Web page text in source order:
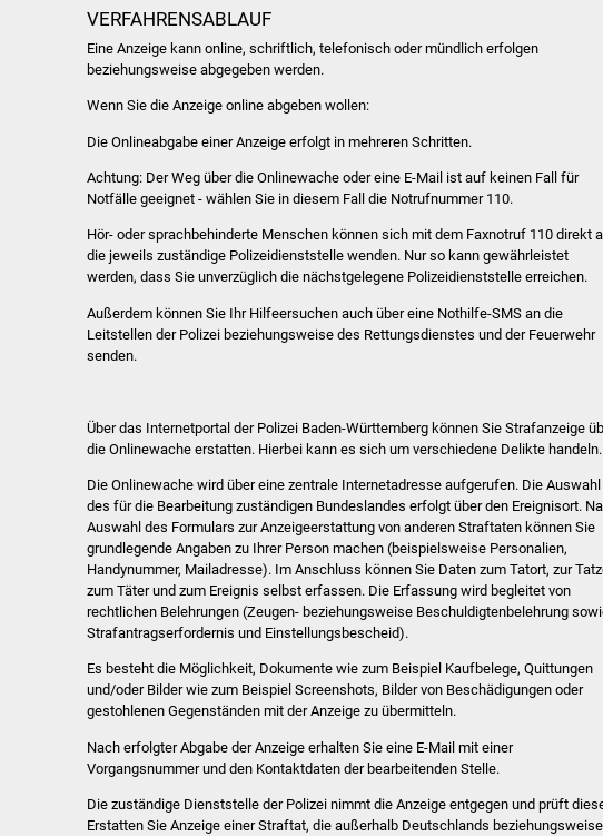
VERFAHRENSABLAUF
Eine Anzeige kann online, schriftlich, telefonisch oder mündlich erfolgen
beziehungsweise abgegeben werden.
Wenn Sie die Anzeige online abgeben wollen:
Die Onlineabgabe einer Anzeige erfolgt in mehreren Schritten.
Achtung: Der Weg über die Onlinewache oder eine E-Mail ist auf keinen Fall für
Notfälle geeignet - wählen Sie in diesem Fall die Notrufnummer 110.
Hör- oder sprachbehinderte Menschen können sich mit dem Faxnotruf 110 direkt
die jeweils zuständige Polizeidienststelle wenden. Nur so kann gewährleistet
werden, dass Sie unverzüglich die nächstgelegene Polizeidienststelle erreichen.
Außerdem können Sie Ihr Hilfeersuchen auch über eine Nothilfe-SMS an die
Leitstellen der Polizei beziehungsweise des Rettungsdienstes und der Feuerwehr
senden.
Über das Internetportal der Polizei Baden-Württemberg können Sie Strafanzeige
die Onlinewache erstatten. Hierbei kann es sich um verschiedene Delikte handeln.
Die Onlinewache wird über eine zentrale Internetadresse aufgerufen. Die Auswahl
des für die Bearbeitung zuständigen Bundeslandes erfolgt über den Ereignisort.
Auswahl des Formulars zur Anzeigeerstattung von anderen Straftaten können Sie
grundlegende Angaben zu Ihrer Person machen (beispielsweise Personalien,
Handynummer, Mailadresse). Im Anschluss können Sie Daten zum Tatort, zur
zum Täter und zum Ereignis selbst erfassen. Die Erfassung wird begleitet von
rechtlichen Belehrungen (Zeugen- beziehungsweise Beschuldigtenbelehrung
Strafantragserfordernis und Einstellungsbescheid).
Es besteht die Möglichkeit, Dokumente wie zum Beispiel Kaufbelege, Quittungen
und/oder Bilder wie zum Beispiel Screenshots, Bilder von Beschädigungen oder
gestohlenen Gegenständen mit der Anzeige zu übermitteln.
Nach erfolgter Abgabe der Anzeige erhalten Sie eine E-Mail mit einer
Vorgangsnummer und den Kontaktdaten der bearbeitenden Stelle.
Die zuständige Dienststelle der Polizei nimmt die Anzeige entgegen und prüft
Erstatten Sie Anzeige einer Straftat, die außerhalb Deutschlands